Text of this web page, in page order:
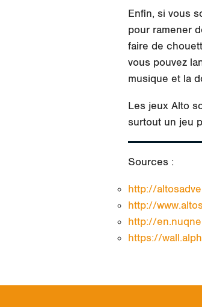
Enfin, si vous
pour ramener
faire de
vous pouvez
musique et la
Les jeux Alto
surtout un jeu
Sources :
http://
http://
http://
https://